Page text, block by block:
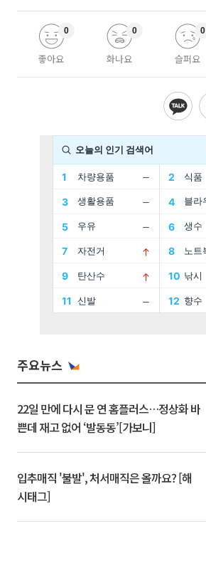
좋아요
0
화나요
0
슬퍼요
0
주요뉴스
22일 만에 다시 문 연 홈플러스…정상화 바
쁜데 재고 없어 ‘발동동’[가보니]
입추매직 '불발', 처서매직은 올까요? [해
시태그]